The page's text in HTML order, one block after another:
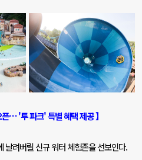
픈…'투 파크'특별 혜택 제공 】
날려버릴 신규 워터 체험존을 선보인다.